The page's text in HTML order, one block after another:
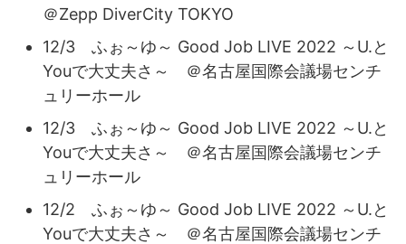
＠Zepp DiverCity TOKYO
12/3 ふぉ～ゆ～ Good Job LIVE 2022 ～U.と
Youで大丈夫さ～ ＠名古屋国際会議場センチ
ュリーホール
12/3 ふぉ～ゆ～ Good Job LIVE 2022 ～U.と
Youで大丈夫さ～ ＠名古屋国際会議場センチ
ュリーホール
12/2 ふぉ～ゆ～ Good Job LIVE 2022 ～U.と
Youで大丈夫さ～ ＠名古屋国際会議場センチ